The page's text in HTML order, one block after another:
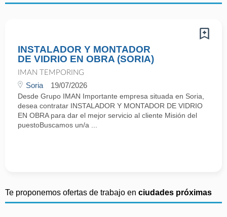
INSTALADOR Y MONTADOR
DE VIDRIO EN OBRA (SORIA)
IMAN TEMPORING
Soria 19/07/2026
Desde Grupo IMAN Importante empresa situada en Soria,
desea contratar INSTALADOR Y MONTADOR DE VIDRIO
EN OBRA para dar el mejor servicio al cliente Misión del
puestoBuscamos un/a ...
Te proponemos ofertas de trabajo en ciudades próximas